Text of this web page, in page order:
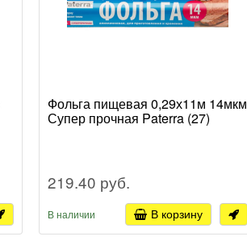
Фольга пищевая 0,29х11м 14мкм
Супер прочная Paterra (27)
219.40 руб.
В наличии В корзину